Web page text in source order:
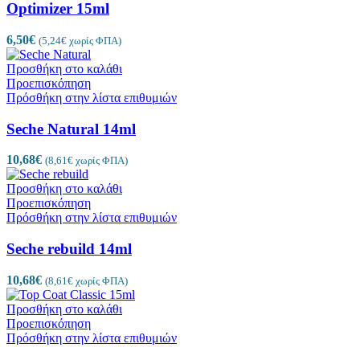
Optimizer 15ml
6,50€ (5,24€ χωρίς ΦΠΑ)
Προσθήκη στο καλάθι
Προεπισκόπηση
Πρόσθήκη στην λίστα επιθυμιών
Seche Natural 14ml
10,68€ (8,61€ χωρίς ΦΠΑ)
Προσθήκη στο καλάθι
Προεπισκόπηση
Πρόσθήκη στην λίστα επιθυμιών
Seche rebuild 14ml
10,68€ (8,61 € χωρίς ΦΠΑ)
Προσθήκη στο καλάθι
Προεπισκόπηση
Πρόσθήκη στην λίστα επιθυμιών